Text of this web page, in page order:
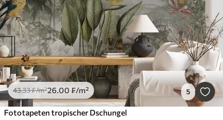
43.33₣/m²26.00 ₣/m² 5
Fototapeten tropischer Dschungel